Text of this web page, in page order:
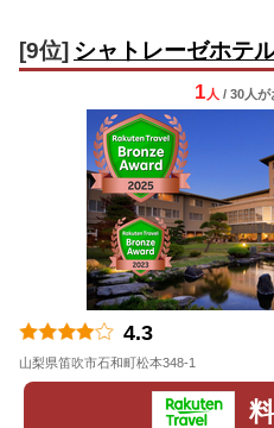
[9位] シャトレーゼホテ
1 人 / 30人が
4.3
山梨県笛吹市石和町松本348-1